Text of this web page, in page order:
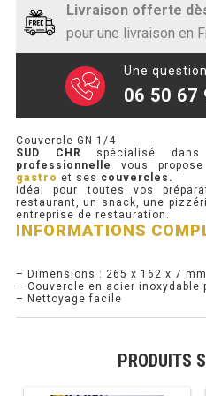
SOUBASSEMENT
TABLE DE PRÉPARATION
TABLE DE
TABLE DE
SALADETTE
SALADETTE
MEUBLE À PIZZA
Livraison offerte
pour une livraison en
Une
06 50 67
Couvercle GN 1/4
SUD CHR
spécialisé
professionnelle
vous
gastro et ses couvercles.
Idéal pour toutes vos
restaurant, un snack, une
entreprise de restauration.
INFORMATIONS
– Dimensions : 265 x 162 x 7 mm
– Couvercle en acier inoxydable
– Nettoyage facile
PRODUITS